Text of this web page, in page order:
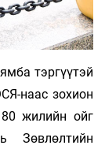
тэргүүтэй
наас зохион
жилийн ойг
Зөвлөлтийн